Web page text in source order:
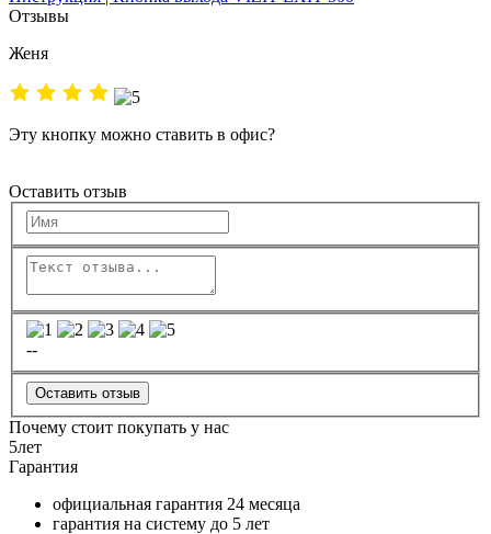
Отзывы
Женя
Эту кнопку можно ставить в офис?
Оставить отзыв
--
Оставить отзыв
Почему стоит покупать у нас
5лет
Гарантия
официальная гарантия 24 месяца
гарантия на систему до 5 лет